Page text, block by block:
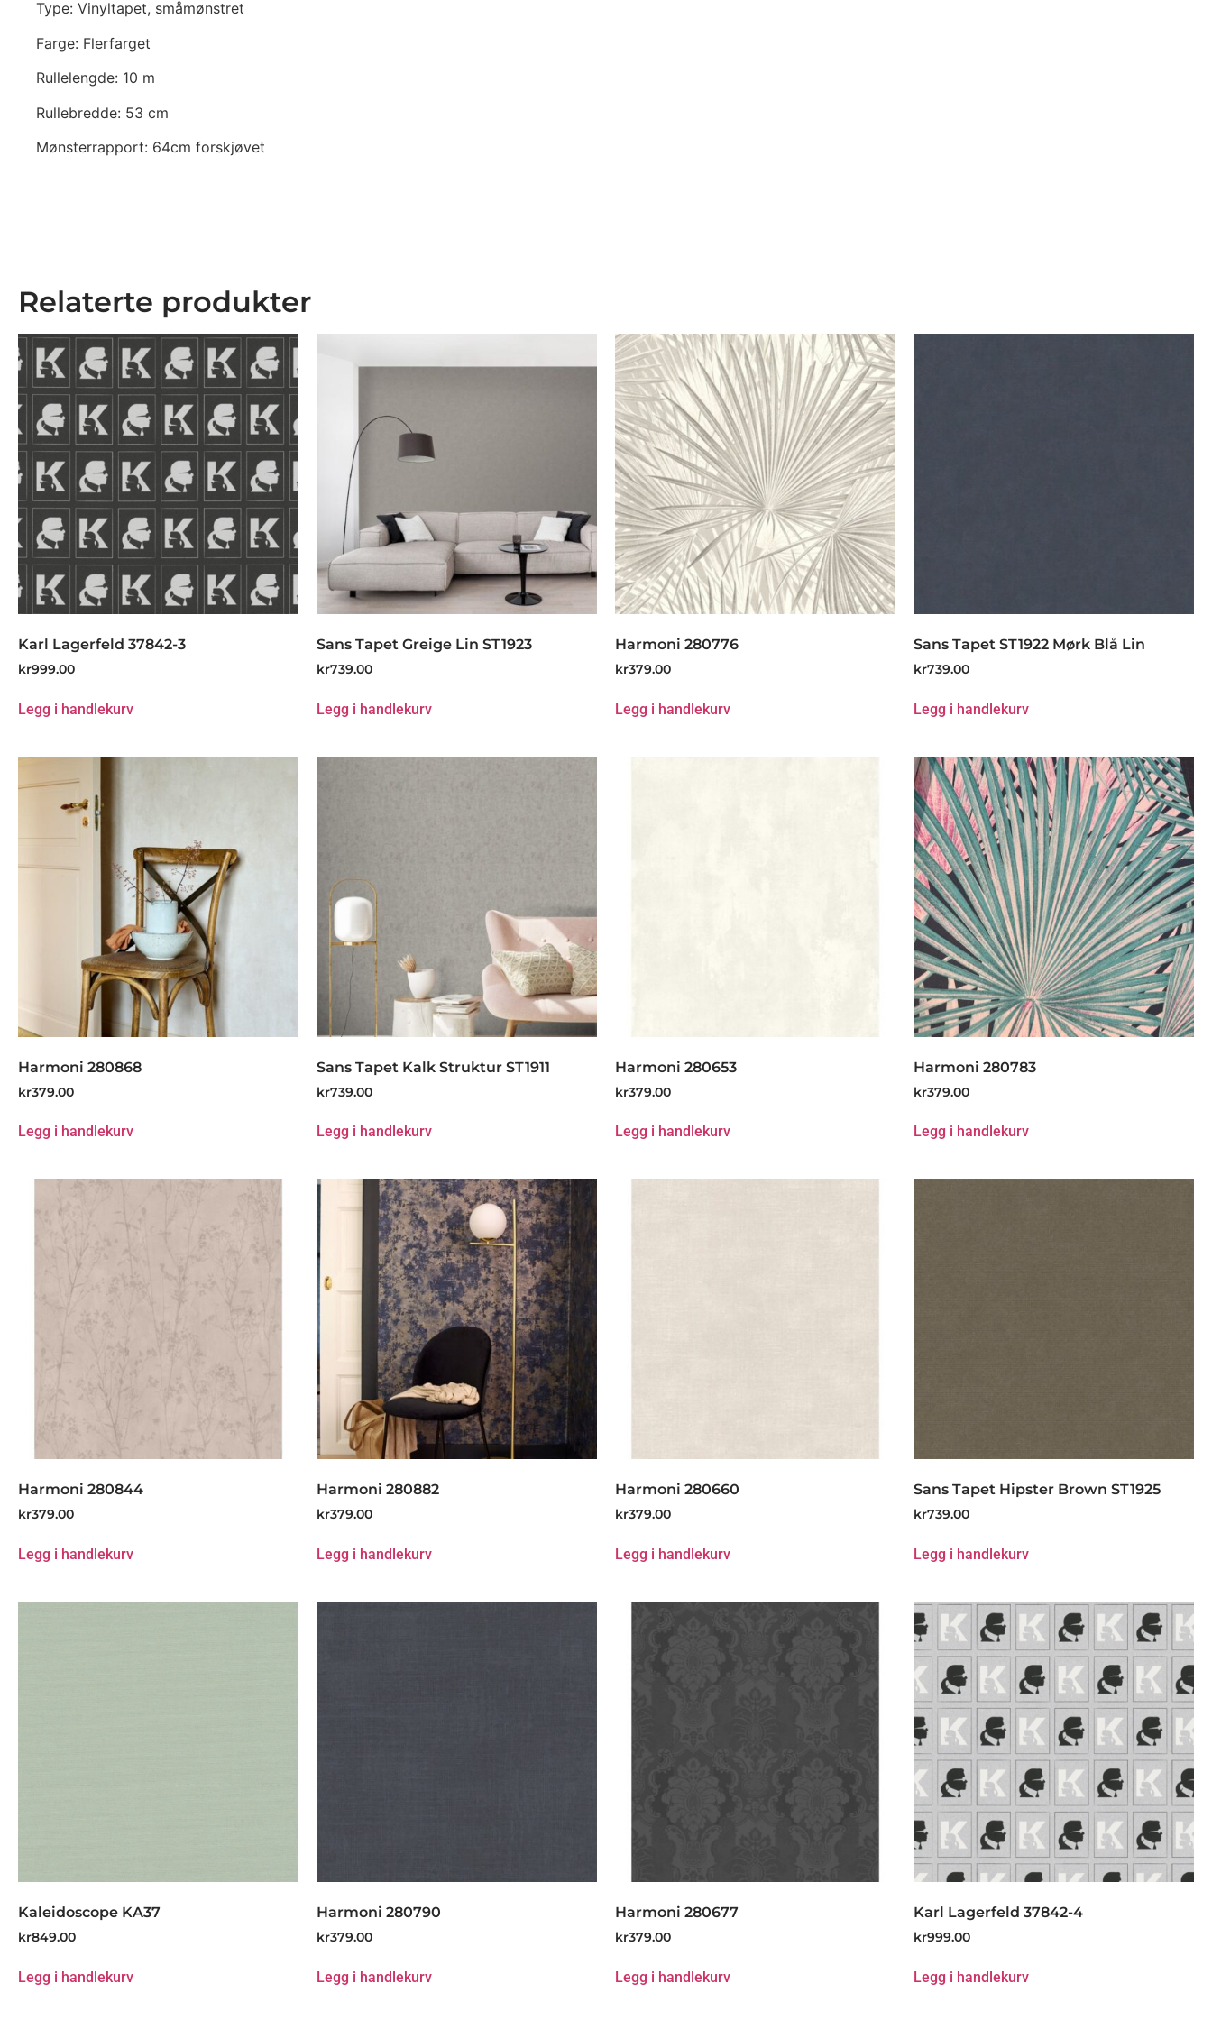
Type: Vinyltapet, småmønstret
Farge: Flerfarget
Rullelengde: 10 m
Rullebredde: 53 cm
Mønsterrapport: 64cm forskjøvet
Relaterte produkter
Karl Lagerfeld 37842-3
kr999.00
Legg i handlekurv
Sans Tapet Greige Lin ST1923
kr739.00
Legg i handlekurv
Harmoni 280776
kr379.00
Legg i handlekurv
Sans Tapet ST1922 Mørk Blå Lin
kr739.00
Legg i handlekurv
Harmoni 280868
kr379.00
Legg i handlekurv
Sans Tapet Kalk Struktur ST1911
kr739.00
Legg i handlekurv
Harmoni 280653
kr379.00
Legg i handlekurv
Harmoni 280783
kr379.00
Legg i handlekurv
Harmoni 280844
kr379.00
Legg i handlekurv
Harmoni 280882
kr379.00
Legg i handlekurv
Harmoni 280660
kr379.00
Legg i handlekurv
Sans Tapet Hipster Brown ST1925
kr739.00
Legg i handlekurv
Kaleidoscope KA37
kr849.00
Legg i handlekurv
Harmoni 280790
kr379.00
Legg i handlekurv
Harmoni 280677
kr379.00
Legg i handlekurv
Karl Lagerfeld 37842-4
kr999.00
Legg i handlekurv